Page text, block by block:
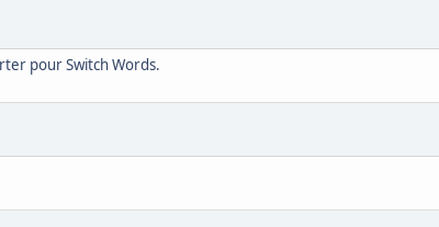
pour Switch Words.